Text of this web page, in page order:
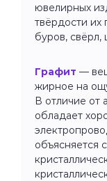
ювелирных
твёрдости их
буров, свёрл,
Графит —
жирное на
В отличие от
обладает
объясняется